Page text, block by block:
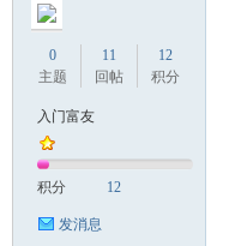
0
主题
11
回帖
12
积分
入门富友
积分 12
发消息